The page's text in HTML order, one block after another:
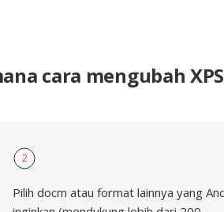
cara mengubah
2
Pilih docm atau format lainnya yang